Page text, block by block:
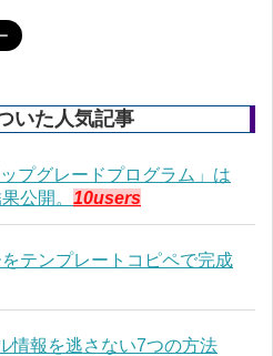
いた人気記事
プグレードプログラム」は
公開。 10users
テンプレートコピペで完成
情報を逃さない7つの方法